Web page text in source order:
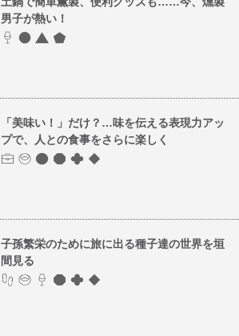
男子が熱い！
「美味い！」だけ？…味を伝える表現力アッ
プで、人との食事をさらに楽しく
子孫繁栄のために旅に出る種子達の世界を垣
間見る